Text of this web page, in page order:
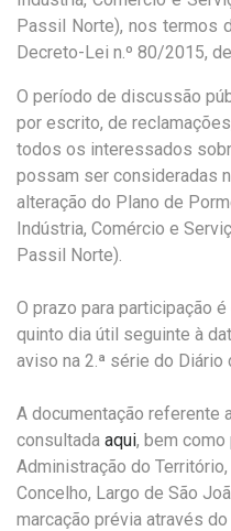
Passil Norte), nos termos
Decreto-Lei n º 80/2015, de
O período de discussão
por escrito, de
todos os interessados
possam ser consideradas
alteração do Plano de
Indústria, Comércio e
Passil Norte).
O prazo para participação
quinto dia útil seguinte à
aviso na 2.ª série do Diário
A documentação referente
consultada aqui, bem
Administração do
Concelho, Largo de São
marcação prévia através